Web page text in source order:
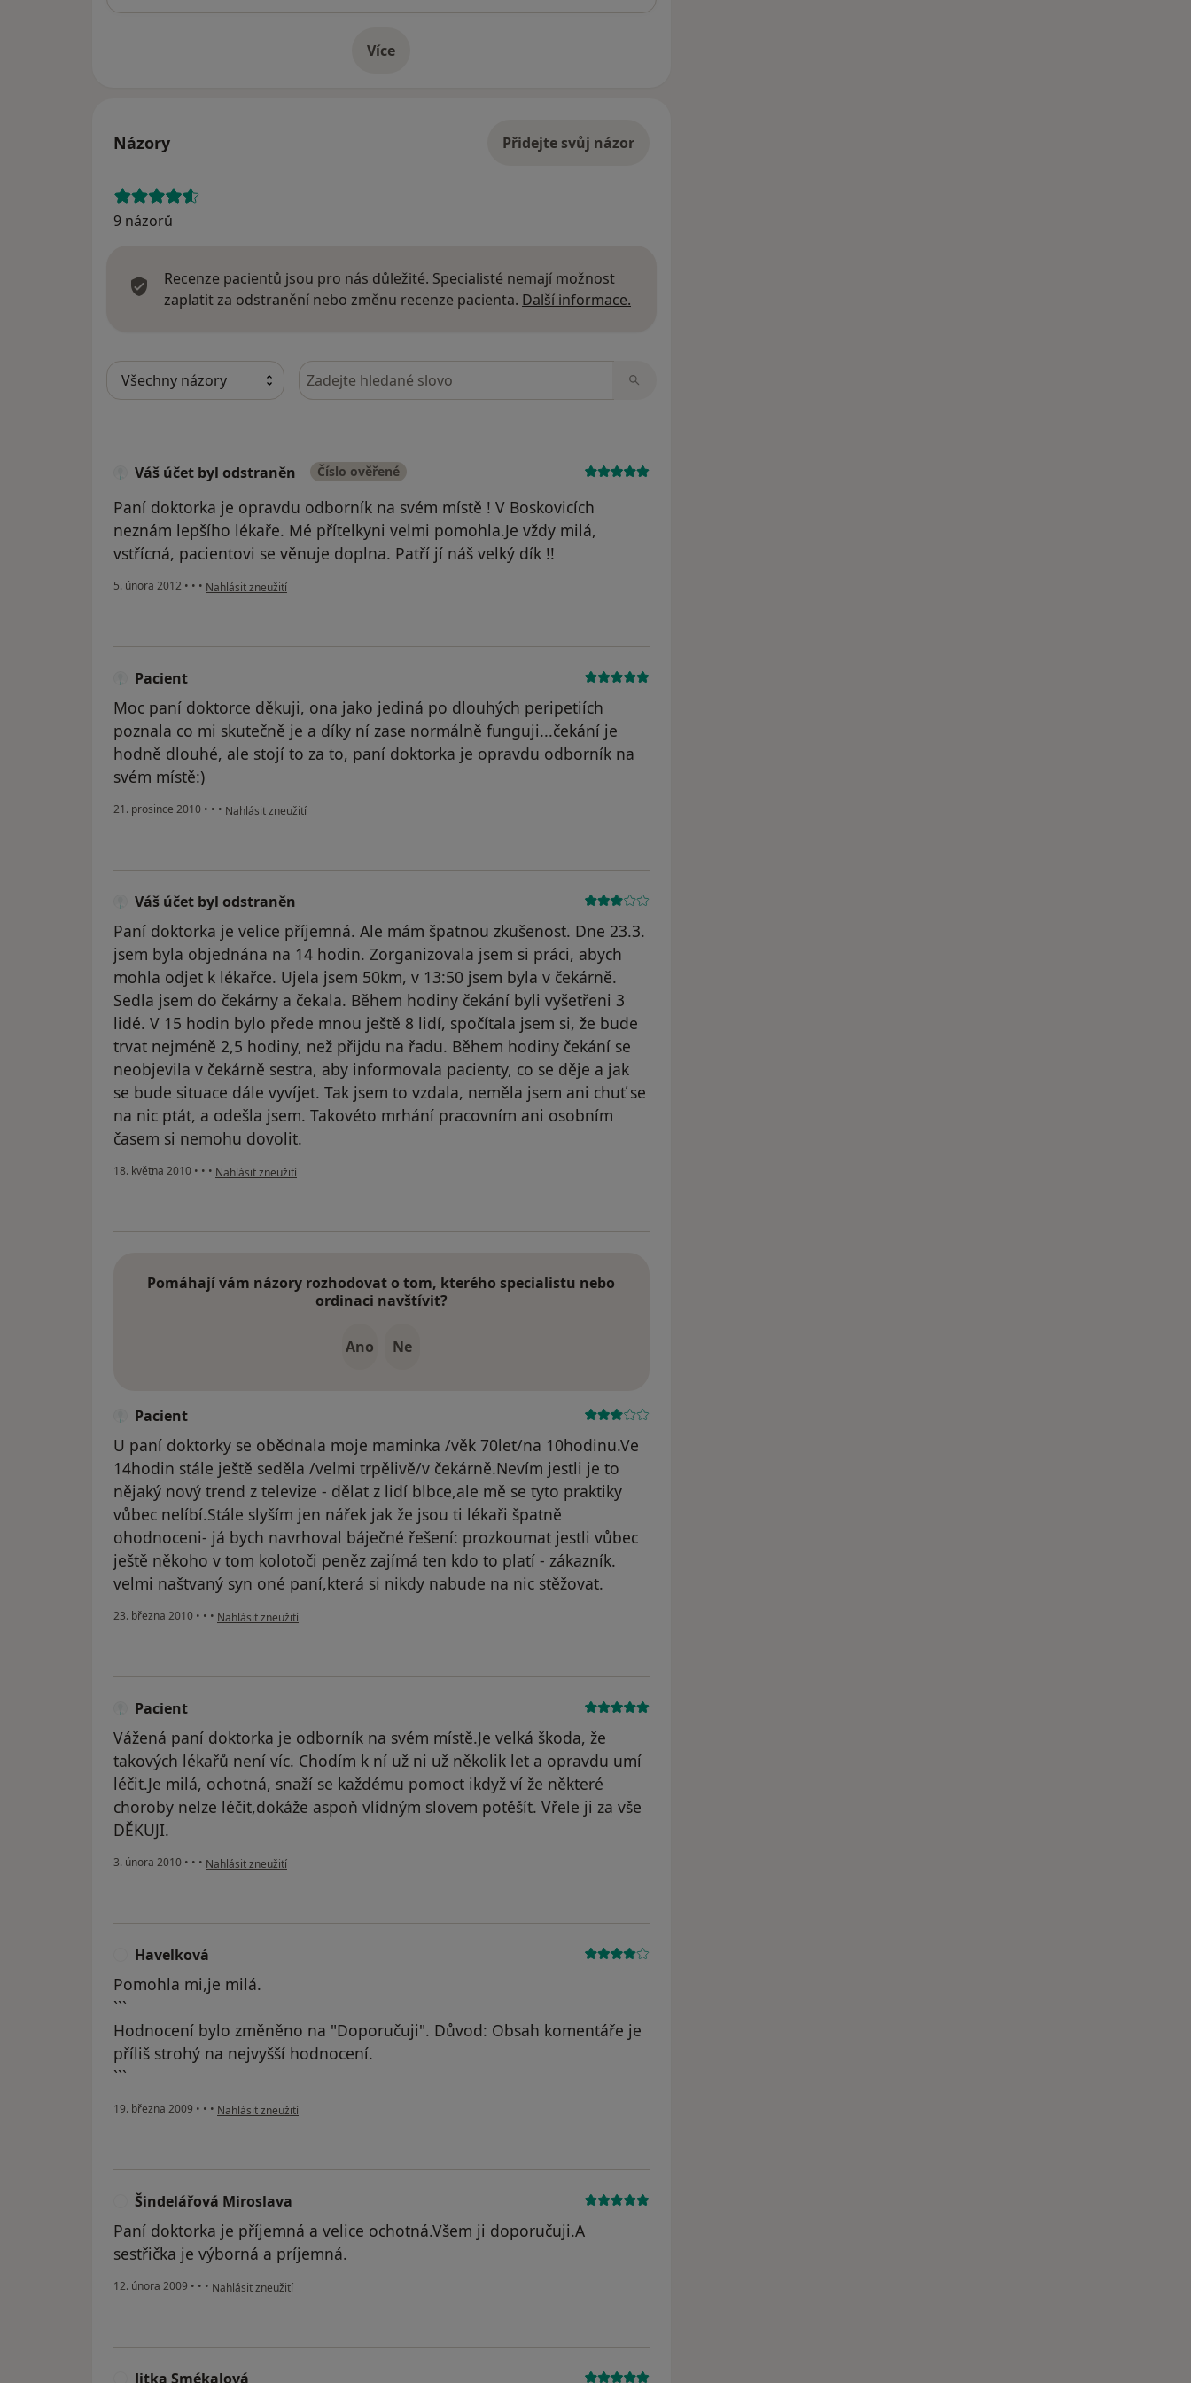
Víceo adrese
Názory Přidejte svůj názor
9 názorů
Recenze pacientů jsou pro nás důležité. Specialisté nemají možnost
zaplatit za odstranění nebo změnu recenze pacienta. Další informace.
Hledejte v názorech
Váš účet byl odstraněn Číslo ověřené
Paní doktorka je opravdu odborník na svém místě ! V Boskovicích
neznám lepšího lékaře. Mé přítelkyni velmi pomohla.Je vždy milá,
vstřícná, pacientovi se věnuje doplna. Patří jí náš velký dík !!
5. února 2012 • • • podle názoru uživatele Váš účet byl odstraněn
Nahlásit zneužití
Pacient
Moc paní doktorce děkuji, ona jako jediná po dlouhých peripetiích
poznala co mi skutečně je a díky ní zase normálně funguji...čekání je
hodně dlouhé, ale stojí to za to, paní doktorka je opravdu odborník na
svém místě:)
21. prosince 2010 • • • podle názoru uživatele Pacient
Nahlásit zneužití
Váš účet byl odstraněn
Paní doktorka je velice příjemná. Ale mám špatnou zkušenost. Dne 23.3.
jsem byla objednána na 14 hodin. Zorganizovala jsem si práci, abych
mohla odjet k lékařce. Ujela jsem 50km, v 13:50 jsem byla v čekárně.
Sedla jsem do čekárny a čekala. Během hodiny čekání byli vyšetřeni 3
lidé. V 15 hodin bylo přede mnou ještě 8 lidí, spočítala jsem si, že bude
trvat nejméně 2,5 hodiny, než přijdu na řadu. Během hodiny čekání se
neobjevila v čekárně sestra, aby informovala pacienty, co se děje a jak
se bude situace dále vyvíjet. Tak jsem to vzdala, neměla jsem ani chuť se
na nic ptát, a odešla jsem. Takovéto mrhání pracovním ani osobním
časem si nemohu dovolit.
18. května 2010 • • • podle názoru uživatele Váš účet byl odstraněn
Nahlásit zneužití
Pomáhají vám názory rozhodovat o tom, kterého specialistu nebo
ordinaci navštívit?
Ano Ne
Pacient
U paní doktorky se obědnala moje maminka /věk 70let/na 10hodinu.Ve
14hodin stále ještě seděla /velmi trpělivě/v čekárně.Nevím jestli je to
nějaký nový trend z televize - dělat z lidí blbce,ale mě se tyto praktiky
vůbec nelíbí.Stále slyším jen nářek jak že jsou ti lékaři špatně
ohodnoceni- já bych navrhoval báječné řešení: prozkoumat jestli vůbec
ještě někoho v tom kolotoči peněz zajímá ten kdo to platí - zákazník.
velmi naštvaný syn oné paní,která si nikdy nabude na nic stěžovat.
23. března 2010 • • • podle názoru uživatele Pacient
Nahlásit zneužití
Pacient
Vážená paní doktorka je odborník na svém místě.Je velká škoda, že
takových lékařů není víc. Chodím k ní už ni už několik let a opravdu umí
léčit.Je milá, ochotná, snaží se každému pomoct ikdyž ví že některé
choroby nelze léčit,dokáže aspoň vlídným slovem potěšít. Vřele ji za vše
DĚKUJI.
3. února 2010 • • • podle názoru uživatele Pacient
Nahlásit zneužití
Havelková
Pomohla mi,je milá.
```
Hodnocení bylo změněno na "Doporučuji". Důvod: Obsah komentáře je
příliš strohý na nejvyšší hodnocení.
```
19. března 2009 • • • podle názoru uživatele Havelková
Nahlásit zneužití
Šindelářová Miroslava
Paní doktorka je příjemná a velice ochotná.Všem ji doporučuji.A
sestřička je výborná a príjemná.
12. února 2009 • • • podle názoru uživatele Šindelářová Miroslava
Nahlásit zneužití
Jitka Smékalová